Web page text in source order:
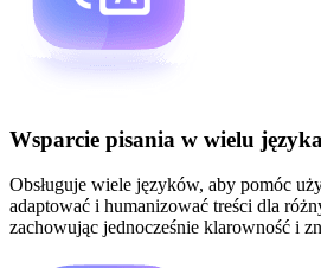
Wsparcie pisania w wielu
Obsługuje wiele języków, aby pomóc
adaptować i humanizować treści dla
zachowując jednocześnie klarowność i